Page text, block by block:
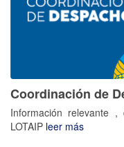
Coordinación de
Información relevante
LOTAIP leer más